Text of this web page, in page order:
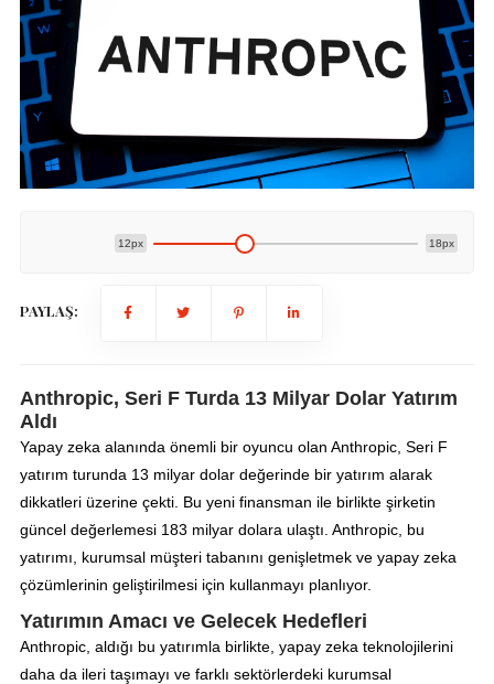
12px 18px
PAYLAŞ:
Anthropic, Seri F Turda 13 Milyar Dolar Yatırım
Aldı
Yapay zeka alanında önemli bir oyuncu olan Anthropic, Seri F
yatırım turunda 13 milyar dolar değerinde bir yatırım alarak
dikkatleri üzerine çekti. Bu yeni finansman ile birlikte şirketin
güncel değerlemesi 183 milyar dolara ulaştı. Anthropic, bu
yatırımı, kurumsal müşteri tabanını genişletmek ve yapay zeka
çözümlerinin geliştirilmesi için kullanmayı planlıyor.
Yatırımın Amacı ve Gelecek Hedefleri
Anthropic, aldığı bu yatırımla birlikte, yapay zeka teknolojilerini
daha da ileri taşımayı ve farklı sektörlerdeki kurumsal